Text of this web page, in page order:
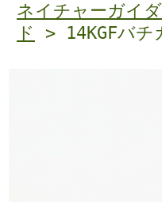
ネイチャーガイ
ド
> 14KGFバチ